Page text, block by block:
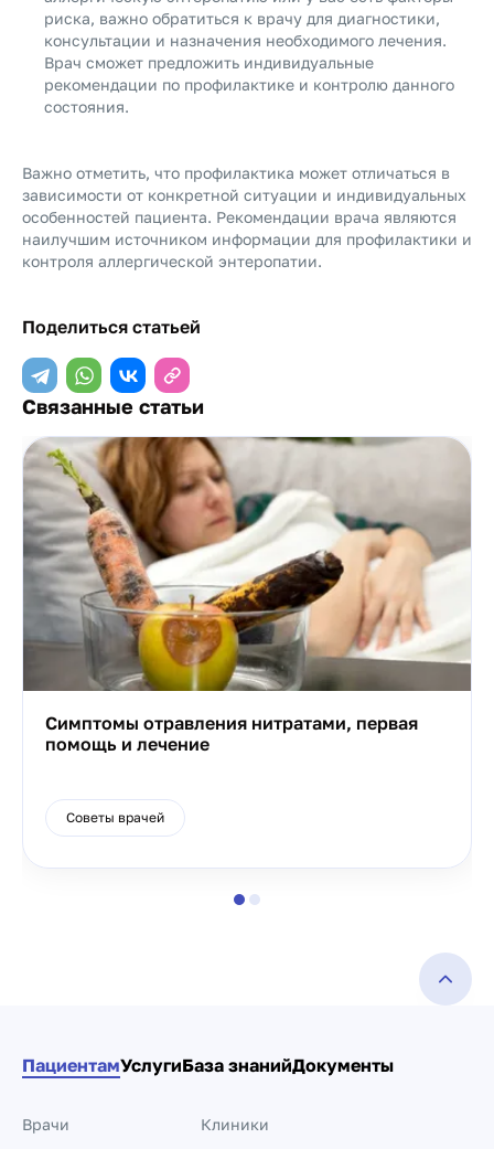
риска, важно обратиться к врачу для диагностики,
консультации и назначения необходимого лечения.
Врач сможет предложить индивидуальные
рекомендации по профилактике и контролю данного
состояния.
Важно отметить, что профилактика может отличаться в
зависимости от конкретной ситуации и индивидуальных
особенностей пациента. Рекомендации врача являются
наилучшим источником информации для профилактики и
контроля аллергической энтеропатии.
Поделиться статьей
Связанные статьи
Симптомы отравления нитратами, первая
помощь и лечение
Советы врачей
ПациентамУслугиБаза знанийДокументы
Врачи
Клиники